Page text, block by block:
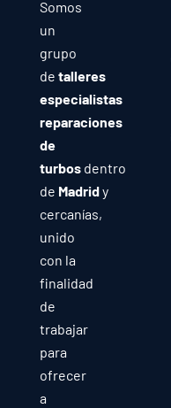
Somos
un
grupo
de talleres
especialistas
reparaciones
de
turbosdentro
de Madridy
cercanías,
unido
con la
finalidad
de
trabajar
para
ofrecer
a